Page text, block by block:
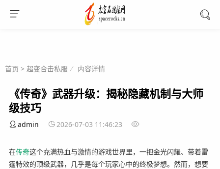
首页 > 超变合击私服 内容详情
《传奇》武器升级：揭秘隐藏机制与大师
级技巧
admin 2026-07-03 11:46:23
在传奇这个充满热血与激情的游戏世界里，一把金光闪耀、带着雷
霆特效的顶级武器，几乎是每个玩家心中的终极梦想。然而，想要